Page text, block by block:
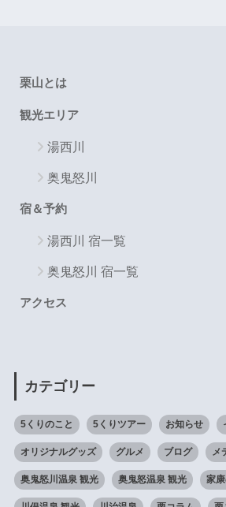
栗山とは
観光エリア
湯西川
奥鬼怒川
宿＆予約
湯西川 宿一覧
奥鬼怒川 宿一覧
アクセス
カテゴリー
5くりのこと 5くりツアー お知らせ
オリジナルグッズ グルメ ブログ メ
奥鬼怒川温泉 観光 奥鬼怒温泉 観光 家